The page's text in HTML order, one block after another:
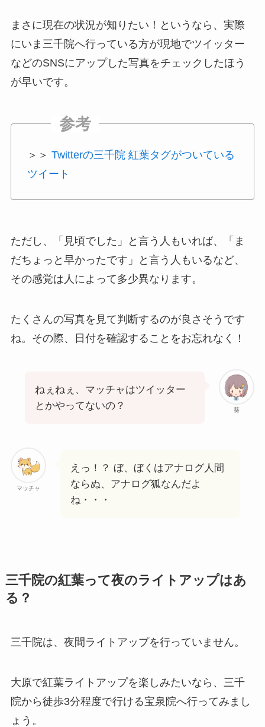
まさに現在の状況が知りたい！というなら、実際
にいま三千院へ行っている方が現地でツイッター
などのSNSにアップした写真をチェックしたほう
が早いです。
＞＞ Twitterの三千院 紅葉タグがついている
ツイート
ただし、「見頃でした」と言う人もいれば、「ま
だちょっと早かったです」と言う人もいるなど、
その感覚は人によって多少異なります。
たくさんの写真を見て判断するのが良さそうです
ね。その際、日付を確認することをお忘れなく！
葵
ねぇねぇ、マッチャはツイッター
とかやってないの？
マッチャ
えっ！？ ぼ、ぼくはアナログ人間
ならぬ、アナログ狐なんだよ
ね・・・
三千院の紅葉って夜のライトアップはあ
る？
三千院は、夜間ライトアップを行っていません。
大原で紅葉ライトアップを楽しみたいなら、三千
院から徒歩3分程度で行ける宝泉院へ行ってみまし
ょう。